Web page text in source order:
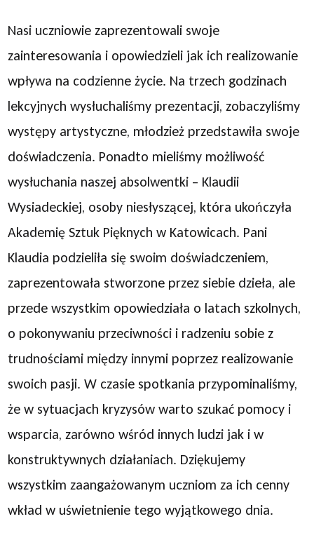
Nasi uczniowie zaprezentowali swoje
zainteresowania i opowiedzieli jak ich realizowanie
wpływa na codzienne życie. Na trzech godzinach
lekcyjnych wysłuchaliśmy prezentacji, zobaczyliśmy
występy artystyczne, młodzież przedstawiła swoje
doświadczenia. Ponadto mieliśmy możliwość
wysłuchania naszej absolwentki – Klaudii
Wysiadeckiej, osoby niesłyszącej, która ukończyła
Akademię Sztuk Pięknych w Katowicach. Pani
Klaudia podzieliła się swoim doświadczeniem,
zaprezentowała stworzone przez siebie dzieła, ale
przede wszystkim opowiedziała o latach szkolnych,
o pokonywaniu przeciwności i radzeniu sobie z
trudnościami między innymi poprzez realizowanie
swoich pasji. W czasie spotkania przypominaliśmy,
że w sytuacjach kryzysów warto szukać pomocy i
wsparcia, zarówno wśród innych ludzi jak i w
konstruktywnych działaniach. Dziękujemy
wszystkim zaangażowanym uczniom za ich cenny
wkład w uświetnienie tego wyjątkowego dnia.